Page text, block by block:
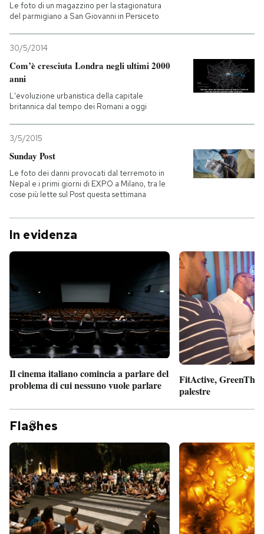
Le foto di un magazzino per la stagionatura
del parmigiano a San Giovanni in Persiceto
30/5/2014
Com’è cresciuta Londra negli ultimi 2000
anni
L'evoluzione urbanistica della capitale
britannica dal tempo dei Romani a oggi
3/5/2015
Sunday Post
Le foto dei danni provocati dal terremoto in
Nepal e i primi giorni di EXPO a Milano, tra le
cose più lette sul Post questa settimana
In evidenza
Il cinema italiano comincia a parlare del
problema di cui nessuno vuole parlare
FitActive,
palestre
Fla hes